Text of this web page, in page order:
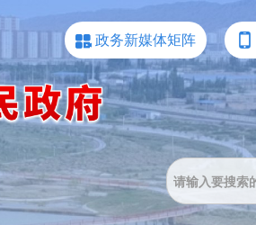
政务新媒体矩阵